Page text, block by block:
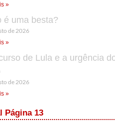
»
é uma besta?
de 2026
»
de Lula e a urgência
de 2026
»
Página 13